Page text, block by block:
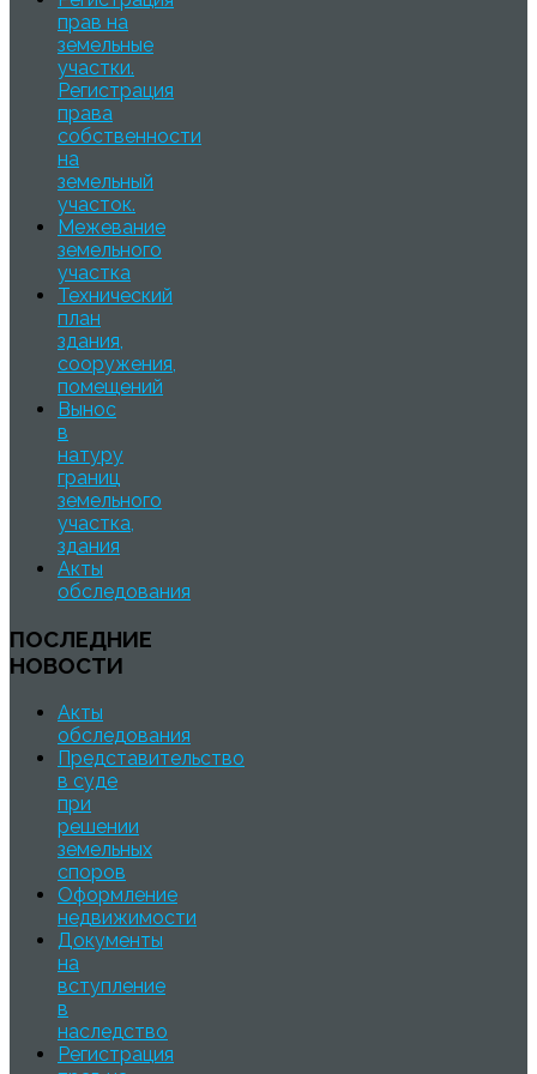
прав на
земельные
участки.
Регистрация
права
собственности
на
земельный
участок.
Межевание
земельного
участка
Технический
план
здания,
сооружения,
помещений
Вынос
в
натуру
границ
земельного
участка,
здания
Акты
обследования
ПОСЛЕДНИЕ
НОВОСТИ
Акты
обследования
Представительство
в суде
при
решении
земельных
споров
Оформление
недвижимости
Документы
на
вступление
в
наследство
Регистрация